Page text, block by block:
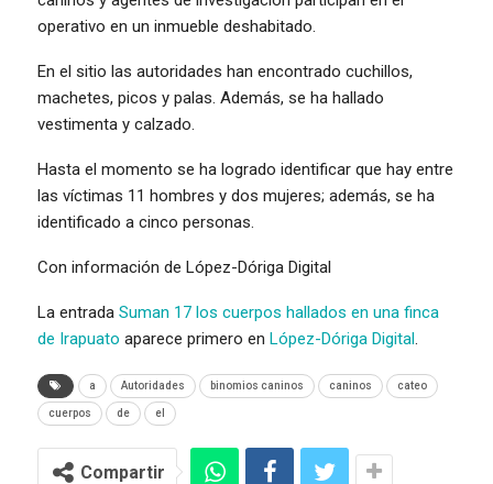
operativo en un inmueble deshabitado.
En el sitio las autoridades han encontrado cuchillos,
machetes, picos y palas. Además, se ha hallado
vestimenta y calzado.
Hasta el momento se ha logrado identificar que hay entre
las víctimas 11 hombres y dos mujeres; además, se ha
identificado a cinco personas.
Con información de López-Dóriga Digital
La entrada Suman 17 los cuerpos hallados en una finca
de Irapuato aparece primero en López-Dóriga Digital
a Autoridades binomios caninos caninos cateo
cuerpos de el
Compartir